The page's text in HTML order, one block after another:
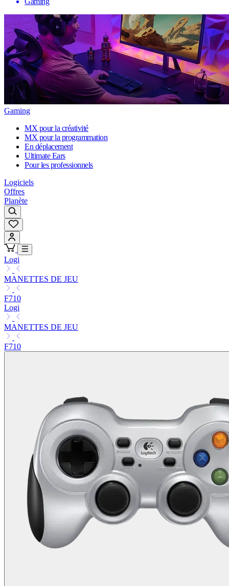
Gaming
MX pour la créativité
MX pour la programmation
En déplacement
Ultimate Ears
Pour les professionnels
Logiciels
Offres
Planète
Logi
MANETTES DE JEU
F710
Logi
MANETTES DE JEU
F710